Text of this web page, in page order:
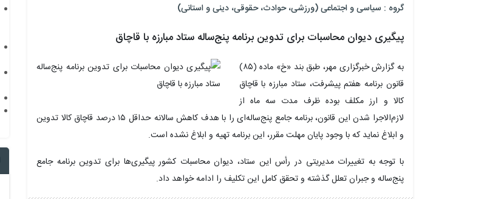
گروه : سیاسی و اجتماعی (ورزشی، حوادث، حقوقی، دینی و استانی)
پیگیری دیوان محاسبات برای تدوین برنامه پنج‌ساله ستاد مبارزه با قاچاق
به گزارش خبرگزاری مهر، طبق بند «خ»
ماده (۸۵)
قانون برنامه هفتم پیشرفت، ستاد مبارزه با قاچاق
کالا و ارز مکلف بوده ظرف مدت سه ماه از
لازم‌الاجرا شدن این قانون، برنامه جامع پنج‌ساله‌ای را با هدف کاهش سالانه حداقل ۱۵ درصد قاچاق کالا تدوین
و ابلاغ نماید که با وجود پایان مهلت مقرر، این برنامه تهیه و ابلاغ نشده است.
با توجه به تغییرات مدیریتی در رأس این ستاد، دیوان محاسبات کشور پیگیری‌ها برای تدوین برنامه جامع
پنج‌ساله و جبران تعلل گذشته و تحقق کامل این تکلیف را ادامه خواهد داد.